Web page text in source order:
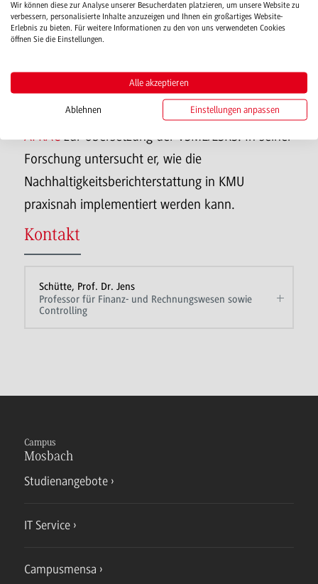
hatte bereits die erste deutsche Übersetzung des
VSME-Standardentwurfs vorgenommen, die von
nationalen und europäischen Institutionen
übernommen wurde, und ist Mitglied der
gemeinsamen Projektgruppe von DRSC und
AFRACzur Übersetzung der VSME/ESRS. In seiner
Forschung untersucht er, wie die
Nachhaltigkeitsberichterstattung in KMU
praxisnah implementiert werden kann.
Kontakt
Schütte, Prof. Dr. Jens
Professor für Finanz- und Rechnungswesen sowie
Controlling
Campus
Mosbach
Studienangebote
IT Service
Campusmensa
Wir können diese zur Analyse unserer Besucherdaten platzieren, um unsere Website zu
verbessern, personalisierte Inhalte anzuzeigen und Ihnen ein großartiges Website-
Erlebnis zu bieten. Für weitere Informationen zu den von uns verwendeten Cookies
öffnen Sie die Einstellungen.
Alle akzeptieren
Ablehnen Einstellungen anpassen